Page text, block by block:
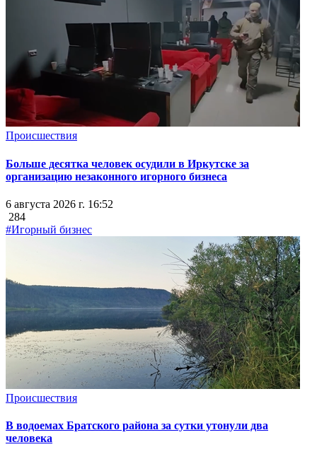
Происшествия
Больше десятка человек осудили в Иркутске за
организацию незаконного игорного бизнеса
6 августа 2026 г. 16:52
284
#Игорный бизнес
Происшествия
В водоемах Братского района за сутки утонули два
человека